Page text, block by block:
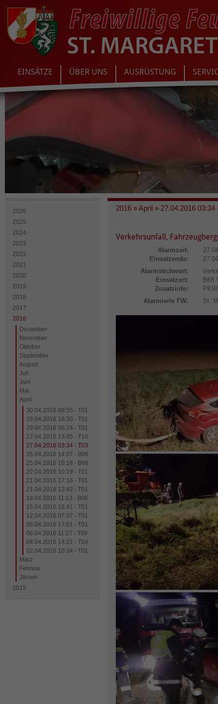
EINSÄTZE ÜBER UNS AUSRÜSTUNG
2026
2025
2024
2023
2022
2021
2020
2019
2018
2017
2016
Dezember
November
Oktober
September
August
Juli
Juni
Mai
April
30.04.2016 09:55 - T01
29.04.2016 16:30 - T01
29.04.2016 06:24 - T01
27.04.2016 13:45 - T10
27.04.2016 03:34 - T03
25.04.2016 14:07 - B06
25.04.2016 10:18 - B06
22.04.2016 10:19 - T01
21.04.2016 17:16 - T01
21.04.2016 12:42 - T01
18.04.2016 11:13 - B06
16.04.2016 18:41 - T01
12.04.2016 07:37 - T01
06.04.2016 17:01 - T01
06.04.2016 11:27 - T08
04.04.2016 14:21 - T04
02.04.2016 10:34 - T01
März
Februar
Jänner
2015
2016 »April » 27.04.2016 03:34
Verkehrsunfall,
Alarmzeit:
Einsatzende:
Alarmstichwort:
Einsatzort:
B68
Zusatzinfo:
Alarmierte FW:
St.